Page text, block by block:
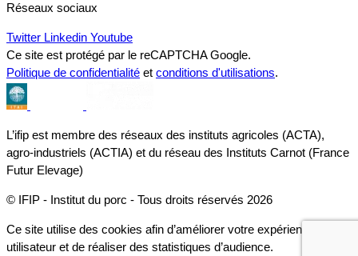
Réseaux sociaux
Twitter Linkedin Youtube
Ce site est protégé par le reCAPTCHA Google.
Politique de confidentialité et conditions d'utilisations.
L’ifip est membre des réseaux des instituts agricoles (ACTA),
agro-industriels (ACTIA) et du réseau des Instituts Carnot (France
Futur Elevage)
© IFIP - Institut du porc - Tous droits réservés 2026
Ce site utilise des cookies afin d’améliorer votre expérience
utilisateur et de réaliser des statistiques d’audience.